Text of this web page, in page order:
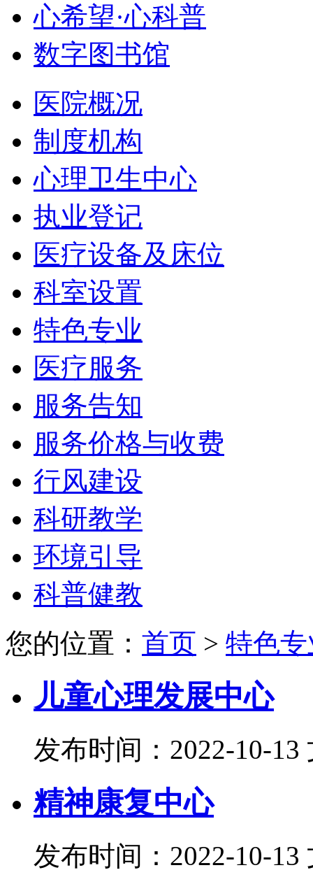
心希望·心科普
数字图书馆
医院概况
制度机构
心理卫生中心
执业登记
医疗设备及床位
科室设置
特色专业
医疗服务
服务告知
服务价格与收费
行风建设
科研教学
环境引导
科普健教
您的位置： 首页 > 特色
儿童心理发展中心
发布时间：2022-10-13
精神康复中心
发布时间：2022-10-13